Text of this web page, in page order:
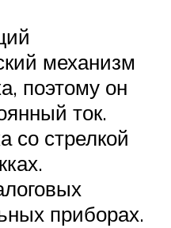
механизм
поэтому он
ток.
со стрелкой
приборах.